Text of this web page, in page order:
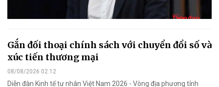
Gắn đối thoại chính sách với chuyển đổi số và
xúc tiến thương mại
08/08/2026 02:12
Diễn đàn Kinh tế tư nhân Việt Nam 2026 - Vòng địa phương tỉnh